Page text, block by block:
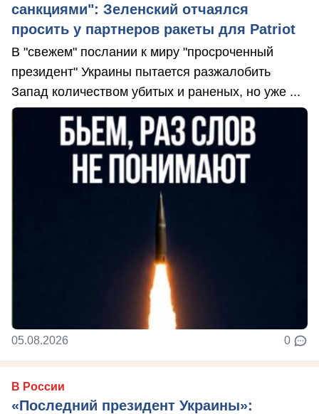
санкциями": Зеленский отчаялся
просить у партнеров ракеты для Patriot
В "свежем" послании к миру "просроченный
президент" Украины пытается разжалобить
Запад количеством убитых и раненых, но уже ...
05.08.2026 0
В России
«Последний президент Украины»: